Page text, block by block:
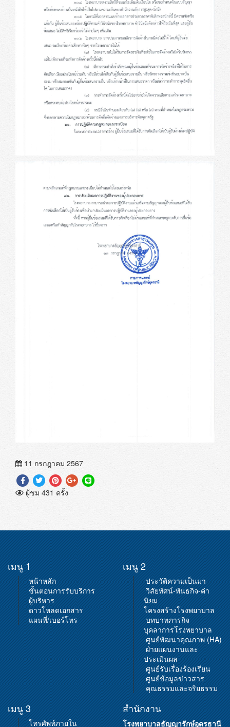
11 กรกฎาคม 2567
ผู้ชม 431 ครั้ง
เมนู 1
หน้าหลัก
ขั้นตอนการรับบริการ
ผู้บริหาร
ดาวโหลดเอกสาร
แผนที่/เบอร์โทร
เมนู 2
ประวัติความเป็นมา
วิสัยทัศน์-พันธกิจ-ค่า
นิยม
โครงสร้างโรงพยาบาล
บทบาทภารกิจ
บุคลาการโรงพยาบาล
ศูนย์พัฒนาคุณภาพ (HA)
ฝ่ายแผนงานและ
ประเมินผล
ศูนย์รับเรื่องร้องเรียน
ศูนย์ข้อมูลข่าวสาร
คุณธรรมและจริยธรรม
เมนู 3
โทรศัพท์ภายใน
สำนักงาน
โรงพยาบาลธัญญารักษ์อุดรธานี